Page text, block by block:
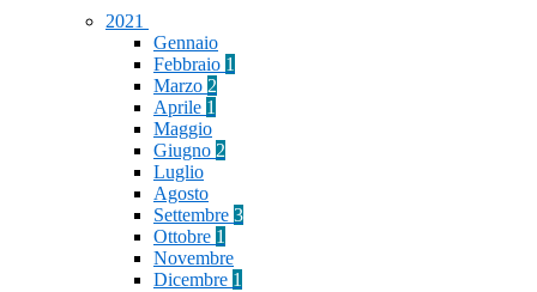
2021
Gennaio
Febbraio 1
Marzo 2
Aprile 1
Maggio
Giugno 2
Luglio
Agosto
Settembre 3
Ottobre 1
Novembre
Dicembre 1